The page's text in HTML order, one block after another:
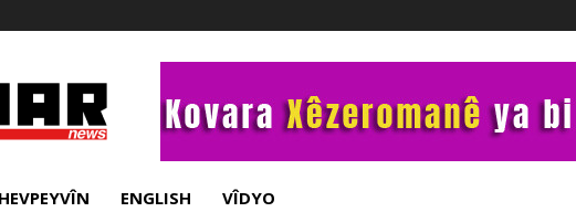
HEVPEYVÎN ENGLISH VÎDYO